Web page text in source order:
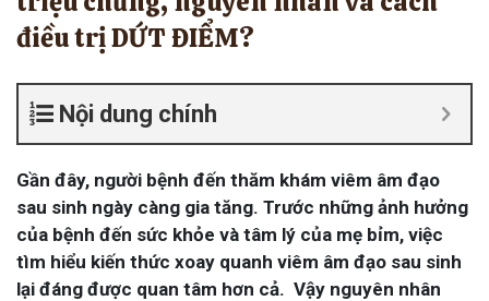
điều trị DỨT ĐIỂM?
Nội dung chính
Gần đây, người bệnh đến thăm khám viêm âm đạo
sau sinh ngày càng gia tăng. Trước những ảnh hưởng
của bệnh đến sức khỏe và tâm lý của mẹ bỉm, việc
tìm hiểu kiến thức xoay quanh viêm âm đạo sau sinh
lại đáng được quan tâm hơn cả. Vậy nguyên nhân